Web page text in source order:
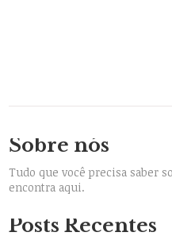
Sobre nós
Tudo que você precisa saber
encontra aqui.
Posts Recentes